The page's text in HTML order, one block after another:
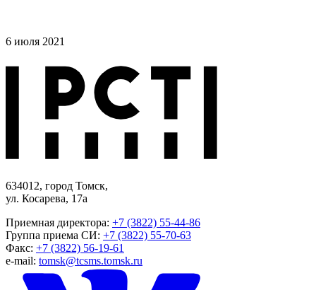
6 июля 2021
634012, город Томск,
ул. Косарева, 17а
Приемная директора: +7 (3822) 55-44-86
Группа приема СИ: +7 (3822) 55-70-63
Факс: +7 (3822) 56-19-61
e-mail: tomsk@tcsms.tomsk.ru